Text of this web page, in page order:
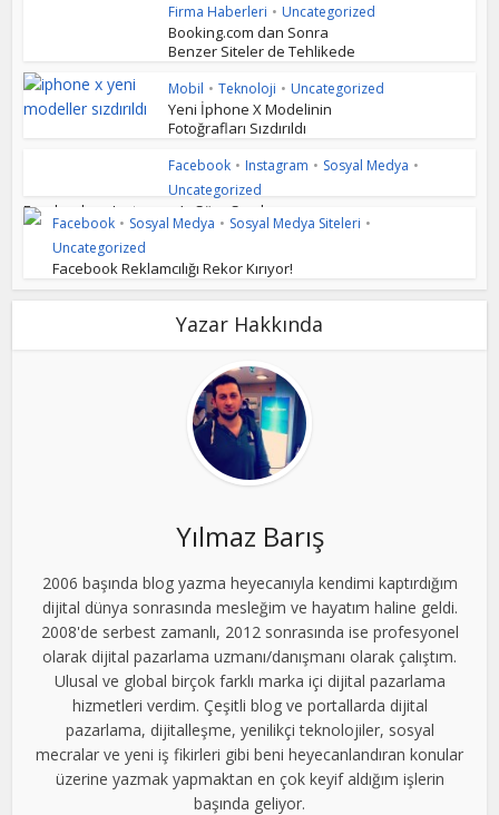
Firma Haberleri • Uncategorized
Booking.com dan Sonra
Benzer Siteler de Tehlikede
Mobil • Teknoloji • Uncategorized
Yeni İphone X Modelinin
Fotoğrafları Sızdırıldı
Facebook • Instagram • Sosyal Medya •
Uncategorized
Facebook ve Instagram’a Süre Sınırlaması...
Facebook • Sosyal Medya • Sosyal Medya Siteleri •
Uncategorized
Facebook Reklamcılığı Rekor Kırıyor!
Yazar Hakkında
Yılmaz Barış
2006 başında blog yazma heyecanıyla kendimi kaptırdığım
dijital dünya sonrasında mesleğim ve hayatım haline geldi.
2008'de serbest zamanlı, 2012 sonrasında ise profesyonel
olarak dijital pazarlama uzmanı/danışmanı olarak çalıştım.
Ulusal ve global birçok farklı marka içi dijital pazarlama
hizmetleri verdim. Çeşitli blog ve portallarda dijital
pazarlama, dijitalleşme, yenilikçi teknolojiler, sosyal
mecralar ve yeni iş fikirleri gibi beni heyecanlandıran konular
üzerine yazmak yapmaktan en çok keyif aldığım işlerin
başında geliyor.